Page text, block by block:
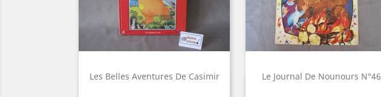
Les Belles Aventures De Casimir Le Journal De Nounours N°46